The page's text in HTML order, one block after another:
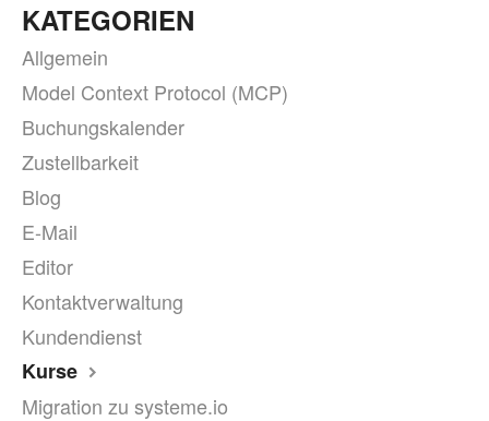
KATEGORIEN
Allgemein
Model Context Protocol (MCP)
Buchungskalender
Zustellbarkeit
Blog
E-Mail
Editor
Kontaktverwaltung
Kundendienst
Kurse
Migration zu systeme.io